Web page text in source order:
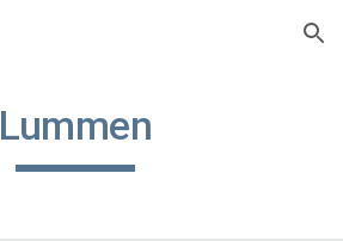
Skip to navigation
Lummen